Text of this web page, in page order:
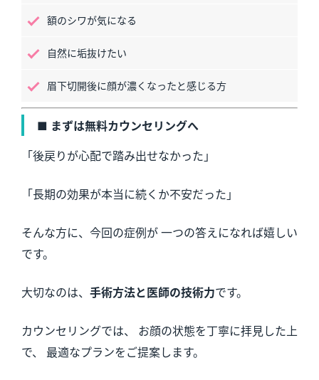
額のシワが気になる
自然に垢抜けたい
眉下切開後に顔が濃くなったと感じる方
■ まずは無料カウンセリングへ
「後戻りが心配で踏み出せなかった」
「長期の効果が本当に続くか不安だった」
そんな方に、今回の症例が 一つの答えになれば嬉しい
です。
大切なのは、 手術方法と医師の技術力です。
カウンセリングでは、 お顔の状態を丁寧に拝見した上
で、 最適なプランをご提案します。